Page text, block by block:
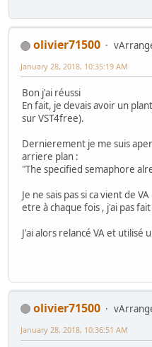
olivier71500
January 28, 2018, 10:35:19 AM
Bon j'ai réussi
En fait, je devais avoir un
sur VST4free).
Dernierement je me suis
arriere plan :
"The specified semaphore
Je ne sais pas si ca vient de
etre à chaque fois , j'ai pas
J'ai alors relancé VA et utilisé
olivier71500
January 28, 2018, 10:36:51 AM